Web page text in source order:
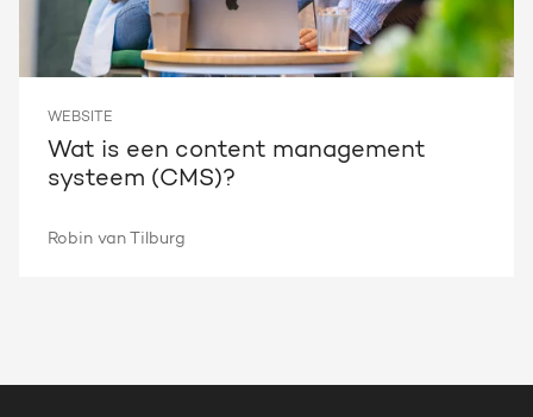
WEBSITE
Wat is een content management
systeem (CMS)?
Robin van Tilburg